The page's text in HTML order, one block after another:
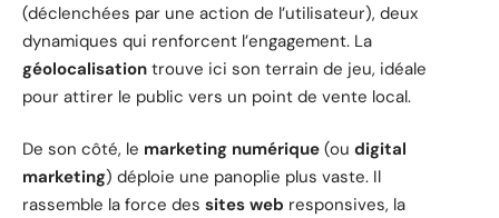
(déclenchées par une action de l’utilisateur), deux
dynamiques qui renforcent l’engagement. La
géolocalisation trouve ici son terrain de jeu, idéale
pour attirer le public vers un point de vente local.
De son côté, le marketing numérique (ou digital
marketing) déploie une panoplie plus vaste. Il
rassemble la force des sites web responsives, la